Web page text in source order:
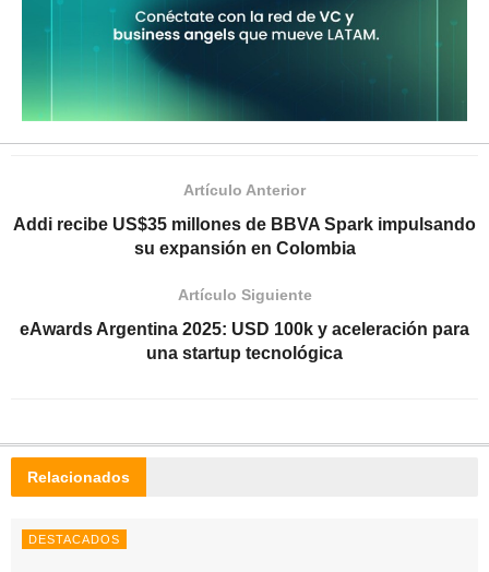
Artículo Anterior
Addi recibe US$35 millones de BBVA Spark impulsando
su expansión en Colombia
Artículo Siguiente
eAwards Argentina 2025: USD 100k y aceleración para
una startup tecnológica
Relacionados
DESTACADOS